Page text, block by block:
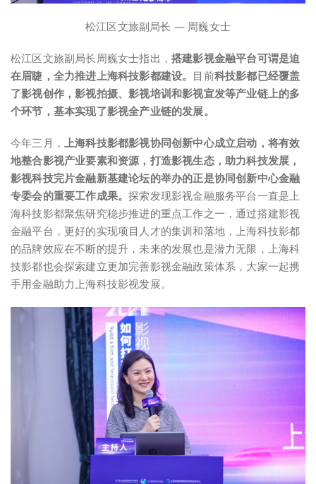
松江区文旅副局长 — 周巍女士
松江区文旅副局长周巍女士指出， 搭建影视金融平台可谓是迫
在眉睫，全力推进上海科技影都建设。 目前科技影都已经覆盖
了影视创作，影视拍摄、影视培训和影视宣发等产业链上的多
个环节，基本实现了影视全产业链的发展。
今年三月， 上海科技影都影视协同创新中心成立启动，将有效
地整合影视产业要素和资源，打造影视生态，助力科技发展，
影视科技完片金融新基建论坛的举办的正是协同创新中心金融
专委会的重要工作成果。探索发现影视金融服务平台一直是上
海科技影都聚焦研究稳步推进的重点工作之一，通过搭建影视
金融平台，更好的实现项目人才的集训和落地，上海科技影都
的品牌效应在不断的提升，未来的发展也是潜力无限，上海科
技影都也会探索建立更加完善影视金融政策体系，大家一起携
手用金融助力上海科技影视发展。